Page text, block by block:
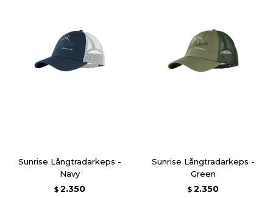
Sunrise Långtradarkeps -
Navy
$ 2.350
Sunrise Långtradarkeps -
Green
$ 2.350